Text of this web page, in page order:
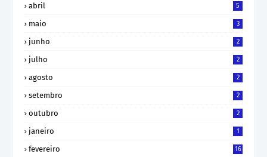
abril 5
maio 3
junho 2
julho 2
agosto 2
setembro 2
outubro 2
janeiro 1
fevereiro 16